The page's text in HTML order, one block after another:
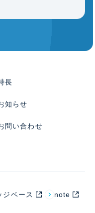
長
知らせ
問い合わせ
ジベース
note